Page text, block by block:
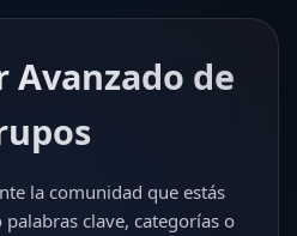
Avanzado de
la comunidad que estás
clave, categorías o